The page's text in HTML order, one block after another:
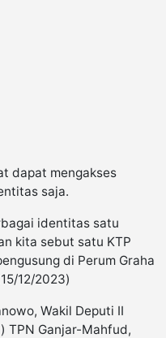
dapat mengakses
saja.
identitas satu
kita sebut satu KTP
di Perum Graha
12/2023)
Wakil Deputi II
TPN Ganjar-Mahfud,